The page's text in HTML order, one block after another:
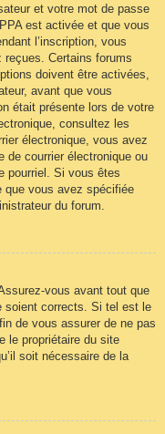
et votre mot de passe
est activée et que vous
l’inscription, vous
Certains forums
doivent être activées,
avant que vous
était présente lors de votre
consultez les
électronique, vous avez
de courrier électronique ou
pourriel. Si vous êtes
que vous avez spécifiée
du forum.
vous avant tout que
soient corrects. Si tel est le
de vous assurer de ne pas
le propriétaire du site
soit nécessaire de la